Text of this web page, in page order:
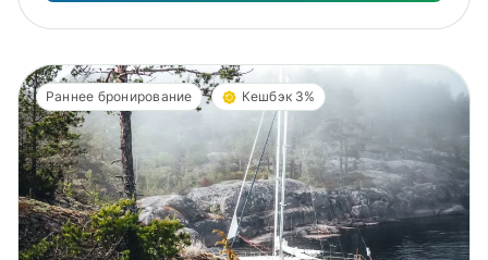
Раннее бронирование Кешбэк 3%